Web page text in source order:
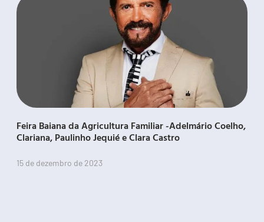
Feira Baiana da Agricultura Familiar -Adelmário Coelho,
Clariana, Paulinho Jequié e Clara Castro
15 de dezembro de 2023